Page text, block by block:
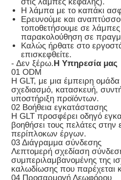
Η λάμπα με το καπάκι
Ερευνούμε και
τοποθετήσουμε σε λάμπες
παρακολούθηση σε
Καλώς ήρθατε στο
επισκεφθείτε.
- Δεν ξέρω.Η Υπηρεσία μας
01 ODM
Η GLT, με μια έμπειρη
σχεδιασμό, κατασκευή,
υποστήριξη προϊόντων.
02 Βοήθεια εγκατάστασης
Η GLT προσφέρει οδηγό
βοηθήσει τους πελάτες στην
περίπλοκων έργων.
03 Διάγραμμα σύνδεσης
Λεπτομερή σχεδίαση
συμπεριλαμβανομένης της
καλωδίωσης που παρέχεται
04 Προσαρμογή Λεωφόρου